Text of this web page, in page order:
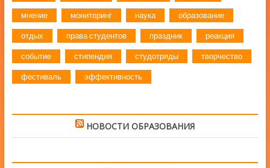
мнение мониторинг наука образование
отдых права студентов праздник реакция
событие стипендия студотряды творчество
фестиваль эффективность
НОВОСТИ ОБРАЗОВАНИЯ